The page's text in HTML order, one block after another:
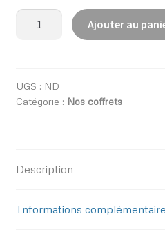
quantité
vaisselle
et
Ajouter au
UGS : ND
Catégorie : Nos coffrets
Description
Informations